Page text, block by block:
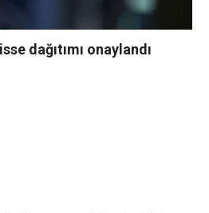
dağıtımı onaylandı